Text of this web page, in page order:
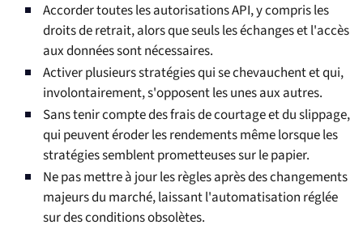
Accorder toutes les autorisations API, y compris les
droits de retrait, alors que seuls les échanges et l'accès
aux données sont nécessaires.
Activer plusieurs stratégies qui se chevauchent et qui,
involontairement, s'opposent les unes aux autres.
Sans tenir compte des frais de courtage et du slippage,
qui peuvent éroder les rendements même lorsque les
stratégies semblent prometteuses sur le papier.
Ne pas mettre à jour les règles après des changements
majeurs du marché, laissant l'automatisation réglée
sur des conditions obsolètes.